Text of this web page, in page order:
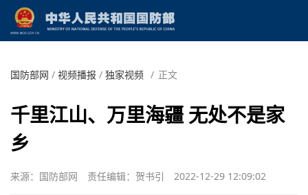
国防部网 / 视频播报 / 独家视频 / 正文
千里江山、万里海疆 无处不是家
乡
来源：国防部网 责任编辑：贺书引 2022-12-29 12:09:02